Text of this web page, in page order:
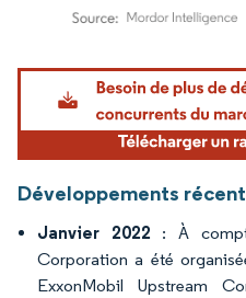
Image © Mordor Intelligence. La
Développements
Janvier 2022 : À
Corporation a été
ExxonMobil Upstream